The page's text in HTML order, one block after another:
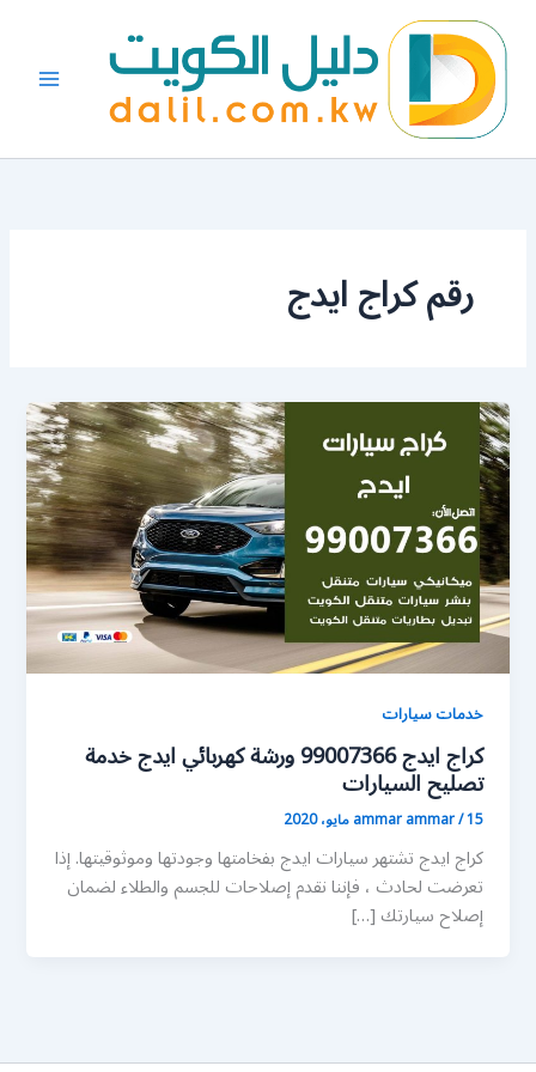
المحتوى
رقم كراج ايدج
خدمات سيارات
كراج ايدج 99007366 ورشة كهربائي ايدج خدمة
تصليح السيارات
ammar ammar/15 مايو، 2020
كراج ايدج تشتهر سيارات ايدج بفخامتها وجودتها وموثوقيتها. إذا
تعرضت لحادث ، فإننا نقدم إصلاحات للجسم والطلاء لضمان
إصلاح سيارتك […]